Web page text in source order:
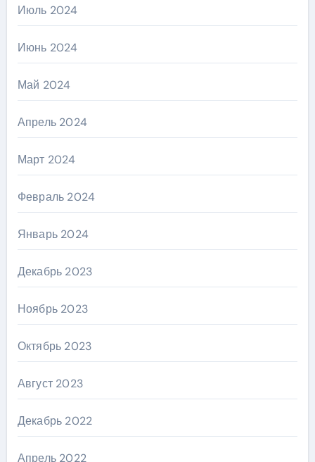
Июль 2024
Июнь 2024
Май 2024
Апрель 2024
Март 2024
Февраль 2024
Январь 2024
Декабрь 2023
Ноябрь 2023
Октябрь 2023
Август 2023
Декабрь 2022
Апрель 2022